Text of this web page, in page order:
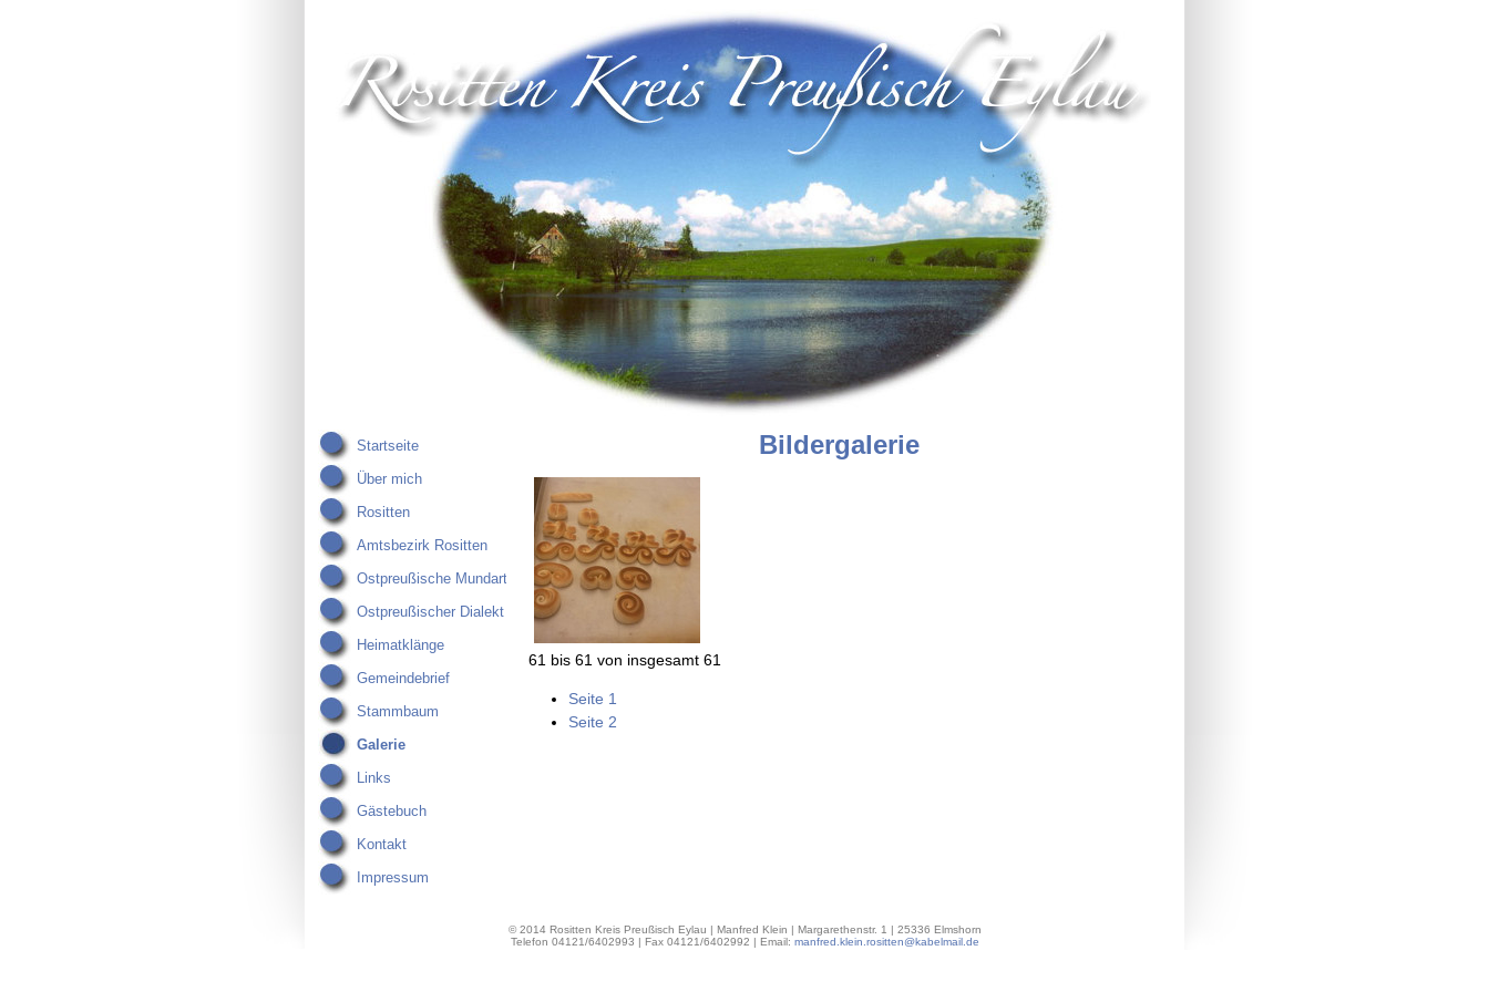
Startseite
Über mich
Rositten
Amtsbezirk Rositten
Ostpreußische Mundart
Ostpreußischer Dialekt
Heimatklänge
Gemeindebrief
Stammbaum
Galerie
Links
Gästebuch
Kontakt
Impressum
Bildergalerie
61 bis 61 von insgesamt 61
Seite 1
Seite 2
© 2014 Rositten Kreis Preußisch Eylau | Manfred Klein | Margarethenstr. 1 | 25336 Elmshorn
Telefon 04121/6402993 | Fax 04121/6402992 | Email: manfred.klein.rositten@kabelmail.de